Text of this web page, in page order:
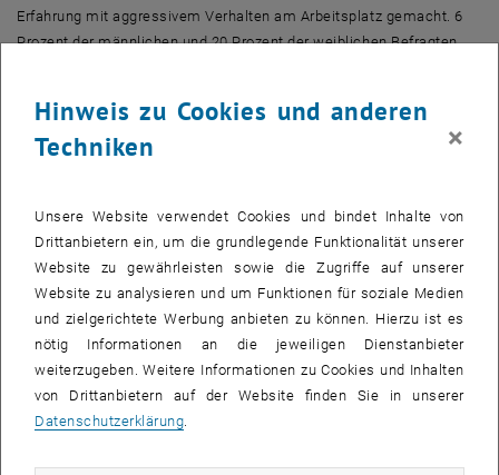
Erfahrung mit aggressivem Verhalten am Arbeitsplatz gemacht. 6
Prozent der männlichen und 20 Prozent der weiblichen Befragten
Handlungen ausgesetzt waren. Damit haben Frauen ein dreifach
höheres Risiko als Mobbingopfer zu enden als ihre männlichen
Die zentrale Hypothese des Forschungsprojektes hat sich durch die
Untersuchung bestätigt: Historisch bedingt ist die
Organisationskultur des Militärs von sehr "maskulinen" Werten
geprägt (Kameradschaft, hohe Risikobereitschaft), welche
traditionelle Geschlechterrollen verstärken und (unbewusst) die
Ablehnung von Frauen fördern. Vor allem bei Verbänden können sich
"hypermaskuline" Subkulturen bilden. Weit weniger ist das bei
Unterstützungseinheiten der Fall. Die Kaderschmieden (die
Akademien und Schulen) weisen in dieser Studie den höchsten
Hinweis zu Cookies und anderen
Techniken
×
Unsere Website verwendet Cookies und bindet Inhalte von
Drittanbietern ein, um die grundlegende Funktionalität unserer
Website zu gewährleisten sowie die Zugriffe auf unserer
Website zu analysieren und um Funktionen für soziale Medien
und zielgerichtete Werbung anbieten zu können. Hierzu ist es
nötig Informationen an die jeweiligen Dienstanbieter
weiterzugeben. Weitere Informationen zu Cookies und Inhalten
von Drittanbietern auf der Website finden Sie in unserer
Datenschutzerklärung